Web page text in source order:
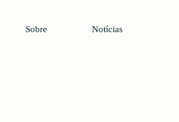
Sobre Notícias